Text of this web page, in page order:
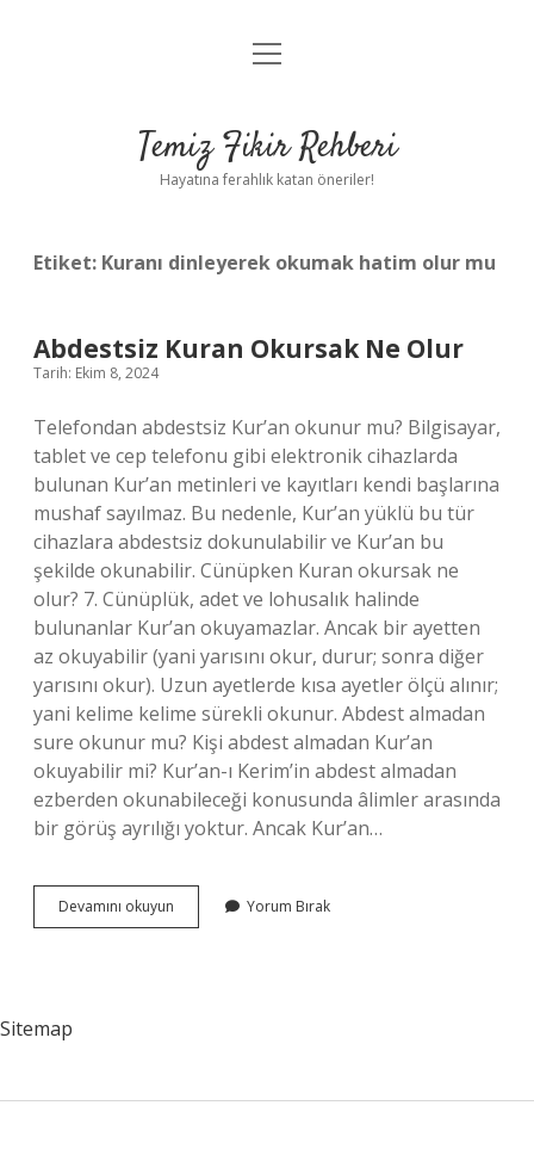
Anasayfa
Yasal Uyarı
menüyü
Temiz Fikir Rehberi
Hayatına ferahlık katan öneriler!
Etiket: Kuranı dinleyerek okumak hatim olur mu
Abdestsiz Kuran Okursak Ne Olur
Tarih: Ekim 8, 2024
Telefondan abdestsiz Kur’an okunur mu? Bilgisayar,
tablet ve cep telefonu gibi elektronik cihazlarda
bulunan Kur’an metinleri ve kayıtları kendi başlarına
mushaf sayılmaz. Bu nedenle, Kur’an yüklü bu tür
cihazlara abdestsiz dokunulabilir ve Kur’an bu
şekilde okunabilir. Cünüpken Kuran okursak ne
olur? 7. Cünüplük, adet ve lohusalık halinde
bulunanlar Kur’an okuyamazlar. Ancak bir ayetten
az okuyabilir (yani yarısını okur, durur; sonra diğer
yarısını okur). Uzun ayetlerde kısa ayetler ölçü alınır;
yani kelime kelime sürekli okunur. Abdest almadan
sure okunur mu? Kişi abdest almadan Kur’an
okuyabilir mi? Kur’an-ı Kerim’in abdest almadan
ezberden okunabileceği konusunda âlimler arasında
bir görüş ayrılığı yoktur. Ancak Kur’an…
Devamını okuyun Abdestsiz
Kuran
Yorum Bırak
Sitemap